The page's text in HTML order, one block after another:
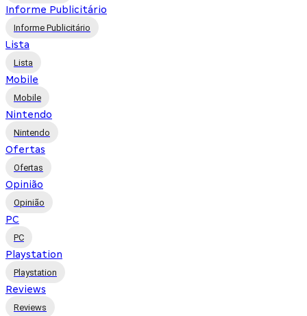
Informe Publicitário
Informe Publicitário
Lista
Lista
Mobile
Mobile
Nintendo
Nintendo
Ofertas
Ofertas
Opinião
Opinião
PC
PC
Playstation
Playstation
Reviews
Reviews